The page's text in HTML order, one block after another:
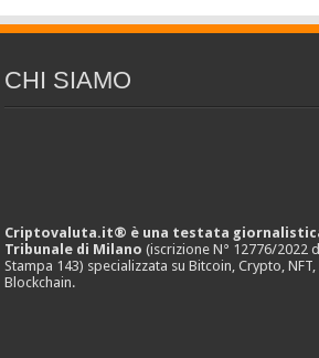
CHI SIAMO
Criptovaluta.it® è una testata
Tribunale di Milano (iscrizione N° 12776/2022
Stampa 143) specializzata su Bitcoin, Crypto,
Blockchain.